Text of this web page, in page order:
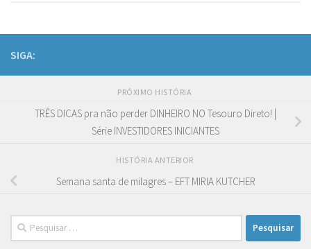
SIGA:
PRÓXIMO HISTÓRIA
TRÊS DICAS pra não perder DINHEIRO NO Tesouro Direto! |
Série INVESTIDORES INICIANTES
HISTÓRIA ANTERIOR
Semana santa de milagres – EFT MIRIA KUTCHER
Pesquisar
por: